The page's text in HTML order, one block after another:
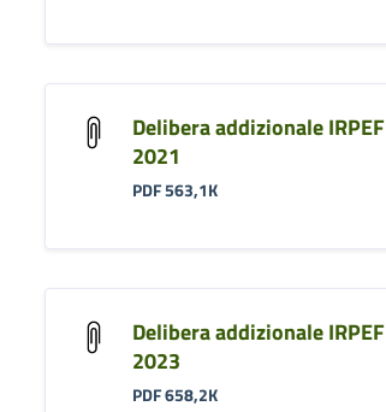
Delibera addizionale IRPEF
2021
PDF 563,1K
Delibera addizionale IRPEF
2023
PDF 658,2K